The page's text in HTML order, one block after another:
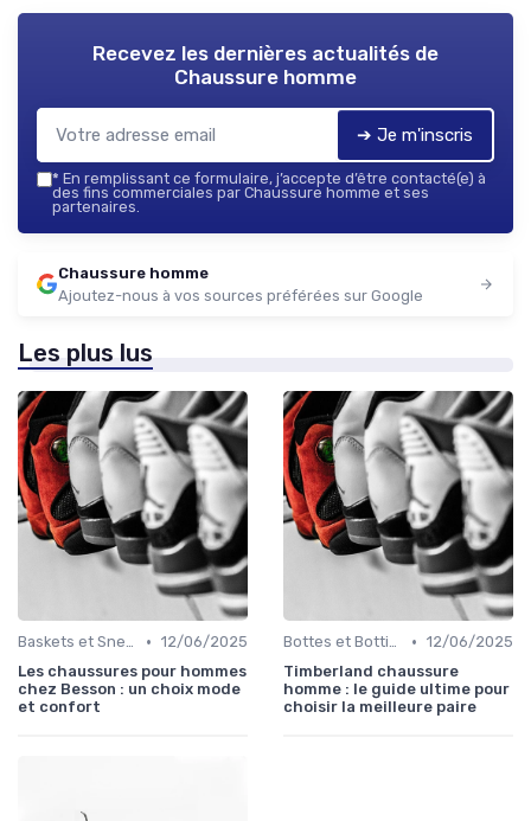
Recevez les dernières actualités de
Chaussure homme
➔ Je m'inscris
* En remplissant ce formulaire, j’accepte d’être contacté(e) à
des fins commerciales par Chaussure homme et ses
partenaires.
Chaussure homme
Ajoutez-nous à vos sources préférées sur Google
Les plus lus
Baskets et Sneakers • 12/06/2025
Les chaussures pour hommes
chez Besson : un choix mode
et confort
Bottes et Bottines • 12/06/2025
Timberland chaussure
homme : le guide ultime pour
choisir la meilleure paire